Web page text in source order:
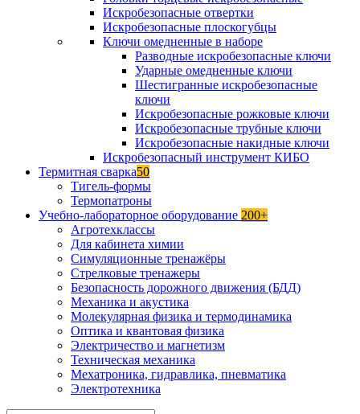
Искробезопасные отвертки
Искробезопасные плоскогубцы
Ключи омедненные в наборе
Разводные искробезопасные ключи
Ударные омедненные ключи
Шестигранные искробезопасные
ключи
Искробезопасные рожковые ключи
Искробезопасные трубные ключи
Искробезопасные накидные ключи
Искробезопасный инструмент КИБО
Термитная сварка50
Тигель-формы
Термопатроны
Учебно-лабораторное оборудование 200+
Агротехклассы
Для кабинета химии
Симуляционные тренажёры
Стрелковые тренажеры
Безопасность дорожного движения (БДД)
Механика и акустика
Молекулярная физика и термодинамика
Оптика и квантовая физика
Электричество и магнетизм
Техническая механика
Мехатроника, гидравлика, пневматика
Электротехника